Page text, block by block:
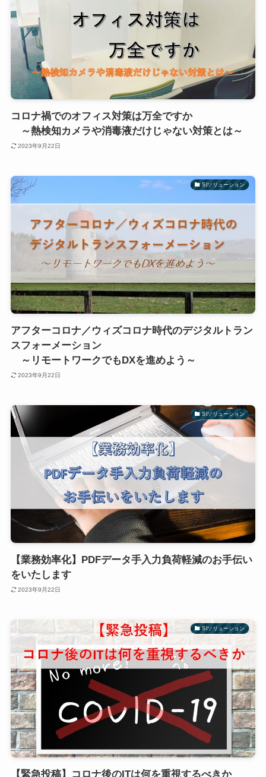
コロナ禍でのオフィス対策は万全ですか
～熱検知カメラや消毒液だけじゃない対策とは～
2023年9月22日
SIソリューション
アフターコロナ／ウィズコロナ時代のデジタルトラン
スフォーメーション
～リモートワークでもDXを進めよう～
2023年9月22日
SIソリューション
【業務効率化】PDFデータ手入力負荷軽減のお手伝い
をいたします
2023年9月22日
SIソリューション
【緊急投稿】コロナ後のITは何を重視するべきか